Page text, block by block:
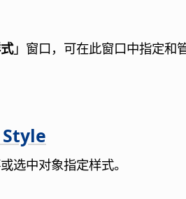
」窗口，可在此窗口中指定和
选中对象指定样式。